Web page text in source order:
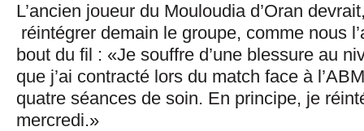
L’ancien joueur du Mouloudia d’Oran
réintégrer demain le groupe, comme nous
bout du fil : «Je souffre d’une blessure au
que j’ai contracté lors du match face à
quatre séances de soin. En principe, je
mercredi.»